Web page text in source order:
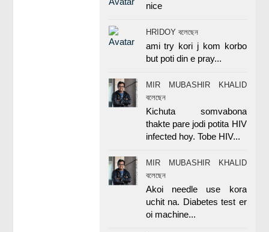
nice
HRIDOY বলেছেন
ami try kori j kom korbo
but poti din e pray...
MIR MUBASHIR KHALID
বলেছেন
Kichuta somvabona
thakte pare jodi potita HIV
infected hoy. Tobe HIV...
MIR MUBASHIR KHALID
বলেছেন
Akoi needle use kora
uchit na. Diabetes test er
oi machine...